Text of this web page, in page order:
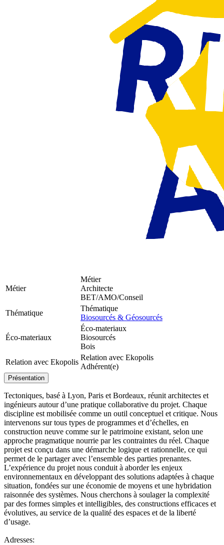
Métier
Métier
Architecte
BET/AMO/Conseil
Thématique
Thématique
Biosourcés & Géosourcés
Éco-materiaux
Éco-materiaux
Biosourcés
Bois
Relation avec Ekopolis
Relation avec Ekopolis
Adhérent(e)
Présentation
Tectoniques, basé à Lyon, Paris et Bordeaux, réunit architectes et
ingénieurs autour d’une pratique collaborative du projet. Chaque
discipline est mobilisée comme un outil conceptuel et critique. Nous
intervenons sur tous types de programmes et d’échelles, en
construction neuve comme sur le patrimoine existant, selon une
approche pragmatique nourrie par les contraintes du réel. Chaque
projet est conçu dans une démarche logique et rationnelle, ce qui
permet de le partager avec l’ensemble des parties prenantes.
L’expérience du projet nous conduit à aborder les enjeux
environnementaux en développant des solutions adaptées à chaque
situation, fondées sur une économie de moyens et une hybridation
raisonnée des systèmes. Nous cherchons à soulager la complexité
par des formes simples et intelligibles, des constructions efficaces et
évolutives, au service de la qualité des espaces et de la liberté
d’usage.
Adresses: